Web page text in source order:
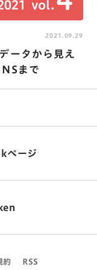
ータから見え
まで
2021.09.29
ページ
約 RSS